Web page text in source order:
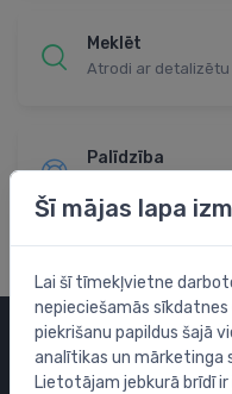
Meklēt
Atrodi ar detalizētu
Palīdzība
Kategorijas
Šī mājas lapa
Lai šī tīmekļvietne
nepieciešamās
piekrišanu papildus šajā
analītikas un mārketinga
Lietotājam jebkurā brīdī